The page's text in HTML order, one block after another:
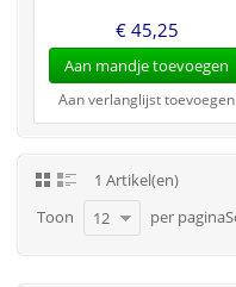
€ 45,25
Aan mandje toevoegen
Aan verlanglijst toevoegen
1 Artikel(en)
Toon
12 per pagina